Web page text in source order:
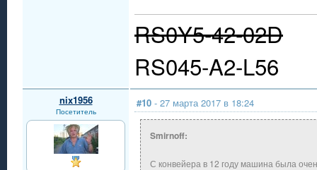
RS0Y5-42-02D
RS045-A2-L56
nix1956
Посетитель
#10 - 27 марта 2017 в 18:24
Smirnoff:
С конвейера в 12 году машина была